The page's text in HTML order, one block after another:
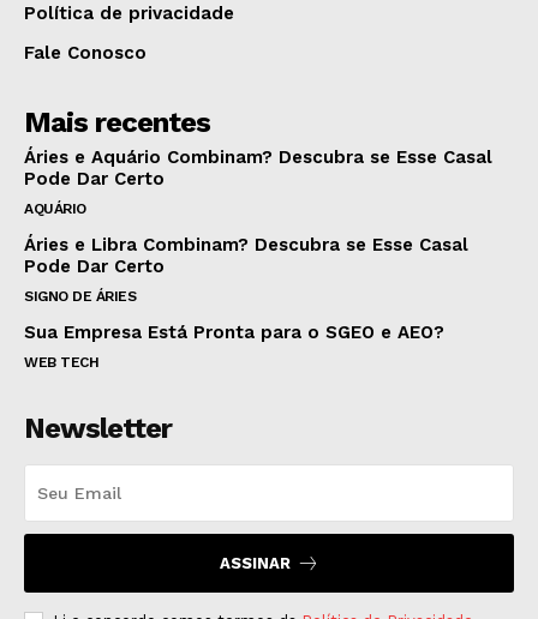
Política de privacidade
Fale Conosco
Mais recentes
Áries e Aquário Combinam? Descubra se Esse Casal
Pode Dar Certo
AQUÁRIO
Áries e Libra Combinam? Descubra se Esse Casal
Pode Dar Certo
SIGNO DE ÁRIES
Sua Empresa Está Pronta para o SGEO e AEO?
WEB TECH
Newsletter
ASSINAR